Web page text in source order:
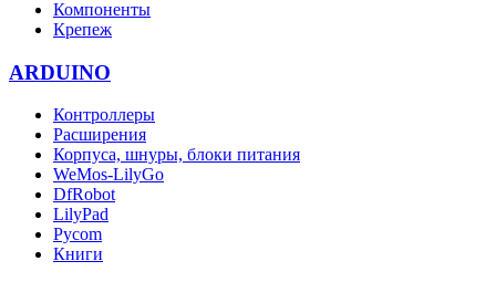
Компоненты
Крепеж
ARDUINO
Контроллеры
Расширения
Корпуса, шнуры, блоки питания
WeMos-LilyGo
DfRobot
LilyPad
Pycom
Книги